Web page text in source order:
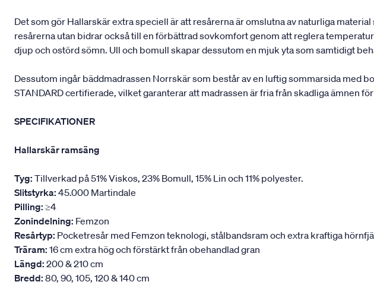
Det som gör Hallarskär extra speciell är att resårerna är omslutna av naturliga
resårerna utan bidrar också till en förbättrad sovkomfort genom att reglera
djup och ostörd sömn. Ull och bomull skapar dessutom en mjuk yta som samtidigt
Dessutom ingår bäddmadrassen Norrskär som består av en luftig sommarsida med
STANDARD certifierade, vilket garanterar att madrassen är fria från skadliga ämnen
SPECIFIKATIONER
Hallarskär ramsäng
Tyg: Tillverkad på 51% Viskos, 23% Bomull, 15% Lin och 11% polyester.
Slitstyrka: 45.000 Martindale
Pilling: ≥4
Zonindelning: Femzon
Resårtyp: Pocketresår med Femzon teknologi, stålbandsram och extra kraftiga
Träram: 16 cm extra hög och förstärkt från obehandlad gran
Längd: 200 & 210 cm
Bredd: 80, 90, 105, 120 & 140 cm